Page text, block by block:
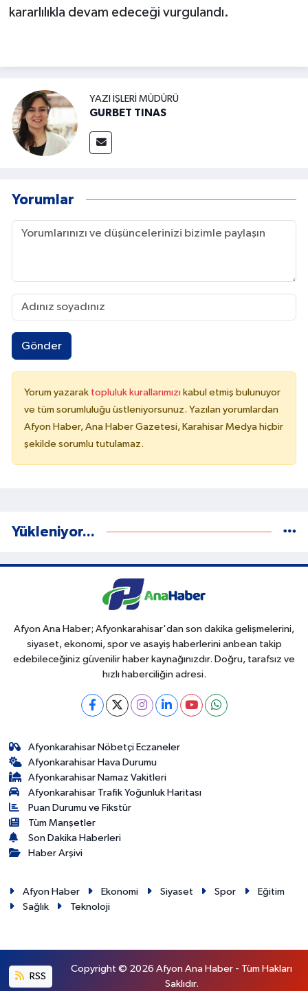
kararlılıkla devam edeceği vurgulandı.
YAZI İŞLERI MÜDÜRÜ
GURBET TINAS
Yorumlar
Gönder
Yorum yazarak topluluk kurallarımızı kabul etmiş bulunuyor
ve tüm sorumluluğu üstleniyorsunuz. Yazılan yorumlardan
Afyon Haber, Ana Haber Gazetesi, Karahisar Medya hiçbir
şekilde sorumlu tutulamaz.
Yükleniyor...
Afyon Ana Haber; Afyonkarahisar'dan son dakika gelişmelerini,
siyaset, ekonomi, spor ve asayiş haberlerini anbean takip
edebileceğiniz güvenilir haber kaynağınızdır. Doğru, tarafsız ve
hızlı haberciliğin adresi.
Afyonkarahisar Nöbetçi Eczaneler
Afyonkarahisar Hava Durumu
Afyonkarahisar Namaz Vakitleri
Afyonkarahisar Trafik Yoğunluk Haritası
Puan Durumu ve Fikstür
Tüm Manşetler
Son Dakika Haberleri
Haber Arşivi
Afyon Haber Ekonomi Siyaset Spor
Eğitim
Sağlık
Teknoloji
RSS
Copyright © 2026 Afyon Ana Haber - Tüm Hakları
Saklıdır.